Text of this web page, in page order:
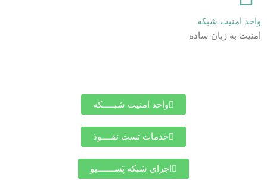
واحد امنیت شبکه
امنیت به زبان ساده
واحد امنیت شبـــــکه
خدمات تست نفــــوذ
اجرای شبکه پَســـــــیو